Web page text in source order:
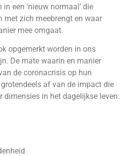
een ‘nieuw normaal’ die
met zich meebrengt en waar
mee omgaat.
opgemerkt worden in ons
De mate waarin en manier
de coronacrisis op hun
af van de impact die
dimensies in het dagelijkse leven: